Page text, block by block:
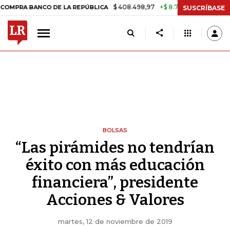
DE LA REPÚBLICA $ 408.498,97 +$ 8.753,81 +2,19% TASA
SUSCRÍBASE
BOLSAS
“Las pirámides no tendrían
éxito con más educación
financiera”, presidente
Acciones & Valores
martes, 12 de noviembre de 2019